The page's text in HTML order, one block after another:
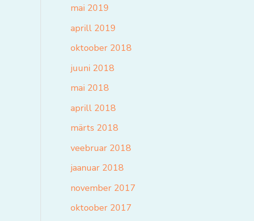
mai 2019
aprill 2019
oktoober 2018
juuni 2018
mai 2018
aprill 2018
märts 2018
veebruar 2018
jaanuar 2018
november 2017
oktoober 2017